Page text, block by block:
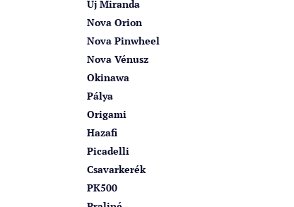
Új Miranda
Nova Orion
Nova Pinwheel
Nova Vénusz
Okinawa
Pálya
Origami
Hazafi
Picadelli
Csavarkerék
PK500